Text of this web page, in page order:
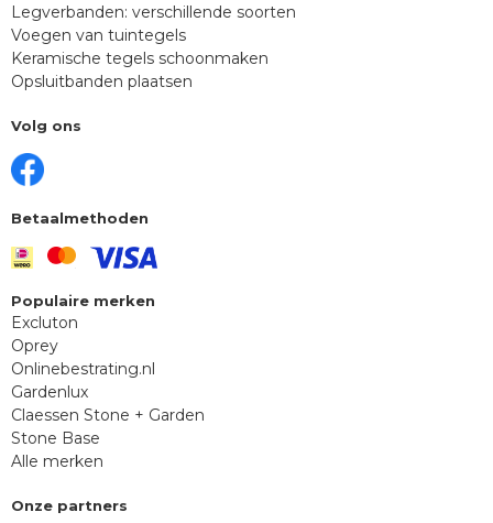
Legverbanden: verschillende soorten
Voegen van tuintegels
Keramische tegels schoonmaken
Opsluitbanden plaatsen
Volg ons
Betaalmethoden
Populaire merken
Excluton
Oprey
Onlinebestrating.nl
Gardenlux
Claessen Stone + Garden
Stone Base
Alle merken
Onze partners